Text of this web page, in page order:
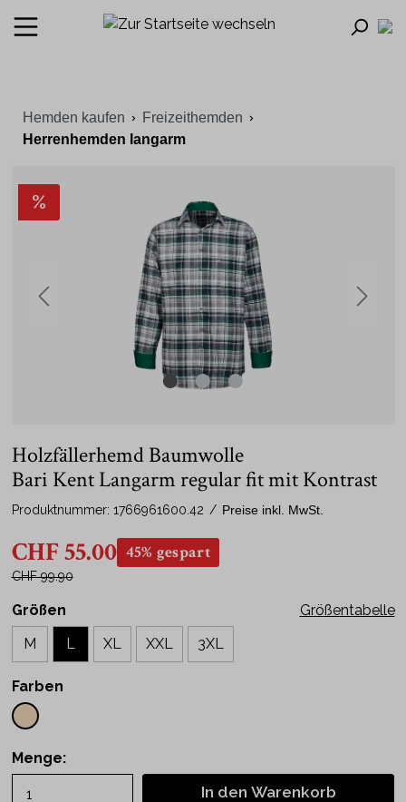
Hemden kaufen
Freizeithemden
Herrenhemden langarm
%
Holzfällerhemd Baumwolle
Bari Kent Langarm regular fit mit Kontrast
Produktnummer: 1766961600.42 / Preise inkl. MwSt.
CHF 55.00 45% gespart
CHF 99.90
Größentabelle
Größen
3XL
L
M XL XXL
Farben
Menge:
In den Warenkorb